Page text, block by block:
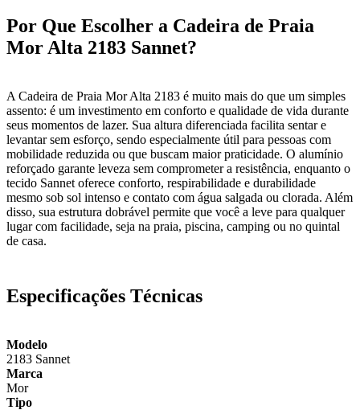
Por Que Escolher a Cadeira de Praia
Mor Alta 2183 Sannet?
A Cadeira de Praia Mor Alta 2183 é muito mais do que um simples
assento: é um investimento em conforto e qualidade de vida durante
seus momentos de lazer. Sua altura diferenciada facilita sentar e
levantar sem esforço, sendo especialmente útil para pessoas com
mobilidade reduzida ou que buscam maior praticidade. O alumínio
reforçado garante leveza sem comprometer a resistência, enquanto o
tecido Sannet oferece conforto, respirabilidade e durabilidade
mesmo sob sol intenso e contato com água salgada ou clorada. Além
disso, sua estrutura dobrável permite que você a leve para qualquer
lugar com facilidade, seja na praia, piscina, camping ou no quintal
de casa.
Especificações Técnicas
Modelo
2183 Sannet
Marca
Mor
Tipo